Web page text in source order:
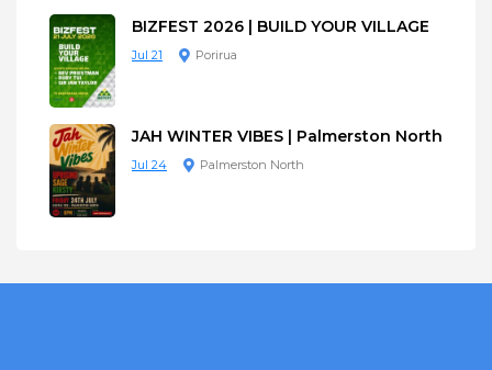
BIZFEST 2026 | BUILD YOUR VILLAGE
Jul 21 Porirua
JAH WINTER VIBES | Palmerston North
Jul 24 Palmerston North